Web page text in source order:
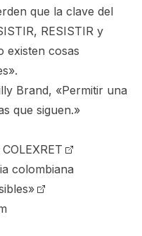
que la clave del
RESISTIR y
existen cosas
Brand, «Permitir una
que siguen.»
COLEXRET
colombiana